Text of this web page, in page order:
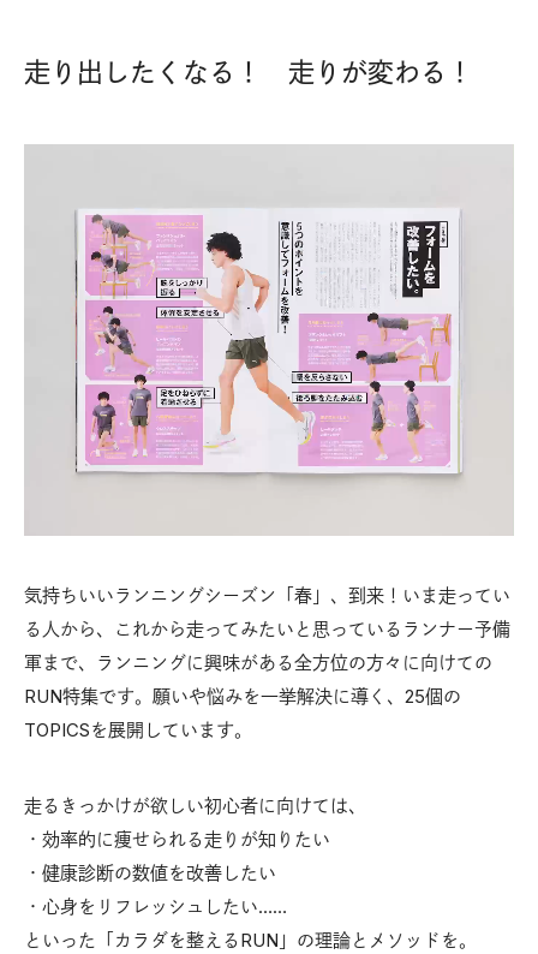
走り出したくなる！ 走りが変わる！
気持ちいいランニングシーズン「春」、到来！いま走ってい
る人から、これから走ってみたいと思っているランナー予備
軍まで、ランニングに興味がある全方位の方々に向けての
RUN特集です。願いや悩みを一挙解決に導く、25個の
TOPICSを展開しています。
走るきっかけが欲しい初心者に向けては、
・効率的に痩せられる走りが知りたい
・健康診断の数値を改善したい
・心身をリフレッシュしたい……
といった「カラダを整えるRUN」の理論とメソッドを。